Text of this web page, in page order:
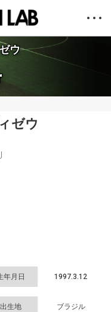
ウ
ゼウ
年月日 1997.3.12
出生地 ブラジル